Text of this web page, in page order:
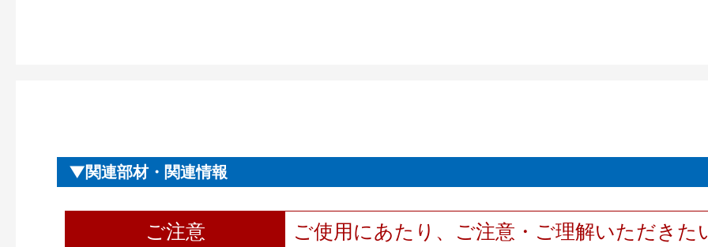
関連部材・関連情報
ご注意 ご使用にあたり、ご注意・ご理解いただきた